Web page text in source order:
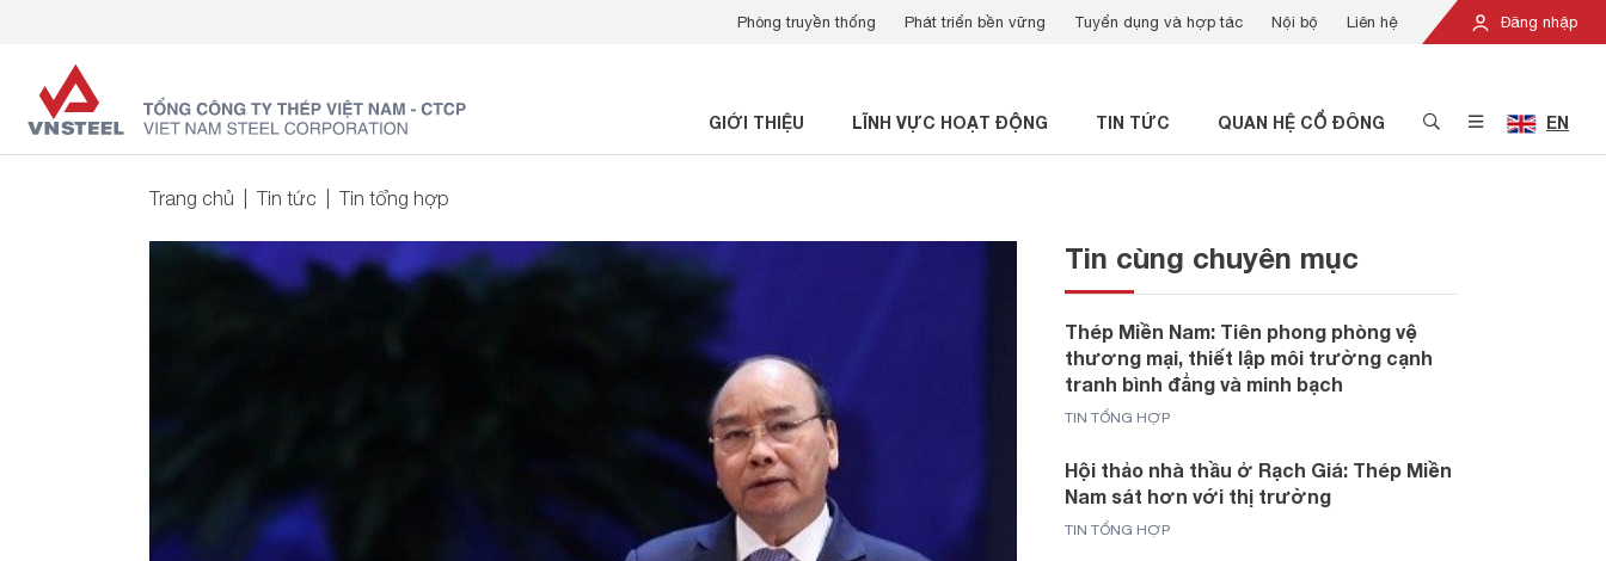
Đăng nhập
Phòng truyền thống Phát triển bền vững Tuyển dụng và hợp tác Nội bộ Liên hệ
GIỚI THIỆU LĨNH VỰC HOẠT ĐỘNG TIN TỨC QUAN HỆ CỔ ĐÔNG EN
Trang chủ Tin tức Tin tổng hợp
Tin cùng chuyên mục
Thép Miền Nam: Tiên phong phòng vệ
thương mại, thiết lập môi trường cạnh
tranh bình đẳng và minh bạch
TIN TỔNG HỢP
Hội thảo nhà thầu ở Rạch Giá: Thép Miền
Nam sát hơn với thị trường
TIN TỔNG HỢP